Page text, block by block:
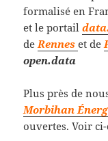
formalisé en
et le portail
de Renneset de
open.data
Plus près de
Morbihan
ouvertes. Voir ci-